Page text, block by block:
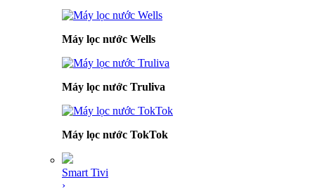
Máy lọc nước Wells
Máy lọc nước Truliva
Máy lọc nước TokTok
Smart Tivi
›